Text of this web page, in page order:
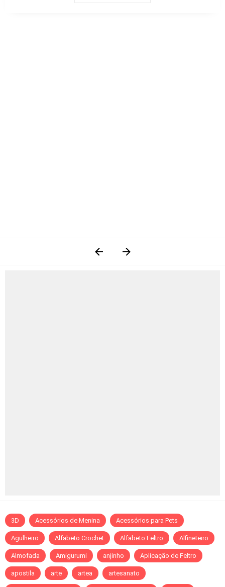
3D Acessórios de Menina Acessórios para Pets
Agulheiro Alfabeto Crochet Alfabeto Feltro Alfineteiro
Almofada Amigurumi anjinho Aplicação de Feltro
apostila arte artea artesanato